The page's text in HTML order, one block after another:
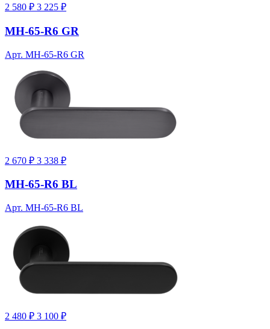
2 580 ₽ 3 225 ₽
MH-65-R6 GR
Арт. MH-65-R6 GR
2 670 ₽ 3 338 ₽
MH-65-R6 BL
Арт. MH-65-R6 BL
2 480 ₽ 3 100 ₽